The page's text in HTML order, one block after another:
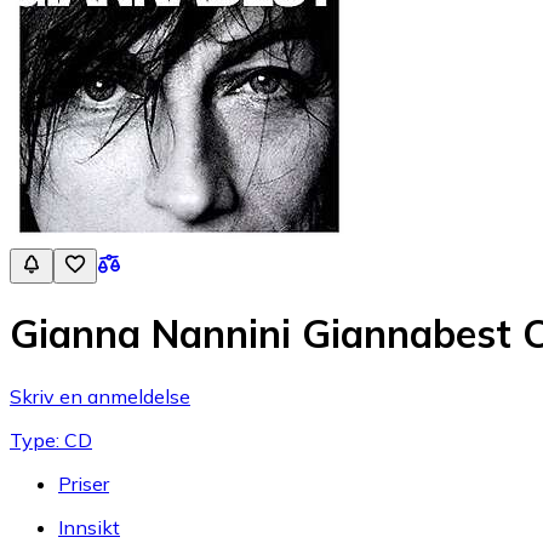
Gianna Nannini Giannabest
Skriv en anmeldelse
Type: CD
Priser
Innsikt